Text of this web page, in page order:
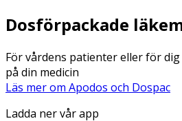
Dosförpackade
För vårdens patienter eller för
på din medicin
Läs mer om Apodos och Dospac
Ladda ner vår app